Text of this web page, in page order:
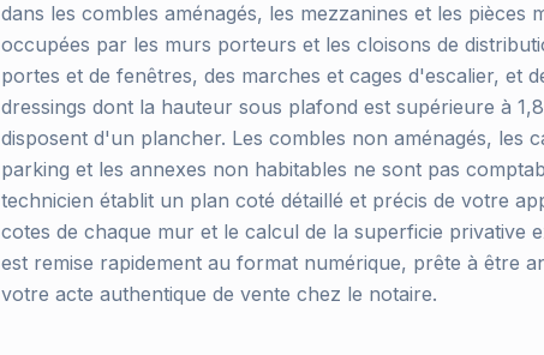
dans les combles aménagés, les mezzanines et les pièces
occupées par les murs porteurs et les cloisons de
portes et de fenêtres, des marches et cages d'escalier, et
dressings dont la hauteur sous plafond est supérieure à
disposent d'un plancher. Les combles non aménagés, les
parking et les annexes non habitables ne sont pas
technicien établit un plan coté détaillé et précis de votre
cotes de chaque mur et le calcul de la superficie privative
est remise rapidement au format numérique, prête à être
votre acte authentique de vente chez le notaire.